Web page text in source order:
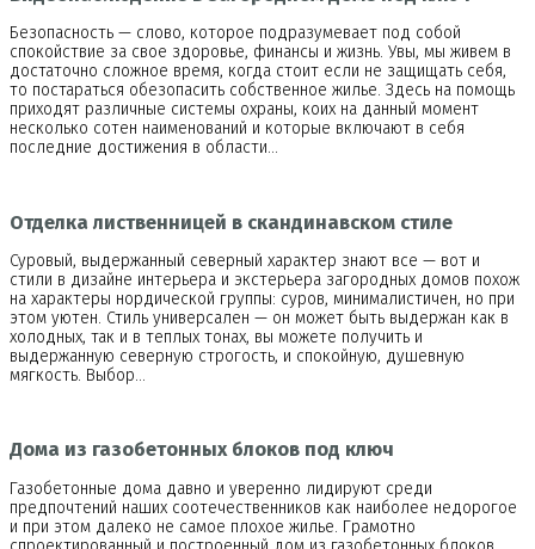
Безопасность — слово, которое подразумевает под собой
спокойствие за свое здоровье, финансы и жизнь. Увы, мы живем в
достаточно сложное время, когда стоит если не защищать себя,
то постараться обезопасить собственное жилье. Здесь на помощь
приходят различные системы охраны, коих на данный момент
несколько сотен наименований и которые включают в себя
последние достижения в области…
Отделка лиственницей в скандинавском стиле
Суровый, выдержанный северный характер знают все — вот и
стили в дизайне интерьера и экстерьера загородных домов похож
на характеры нордической группы: суров, минималистичен, но при
этом уютен. Стиль универсален — он может быть выдержан как в
холодных, так и в теплых тонах, вы можете получить и
выдержанную северную строгость, и спокойную, душевную
мягкость. Выбор…
Дома из газобетонных блоков под ключ
Газобетонные дома давно и уверенно лидируют среди
предпочтений наших соотечественников как наиболее недорогое
и при этом далеко не самое плохое жилье. Грамотно